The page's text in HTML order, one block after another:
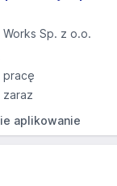
Works Sp. z o.o.
pracę
aplikowanie